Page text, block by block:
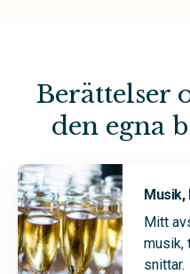
Berättelser
den egna
Musik,
Mitt
musik,
snittar.